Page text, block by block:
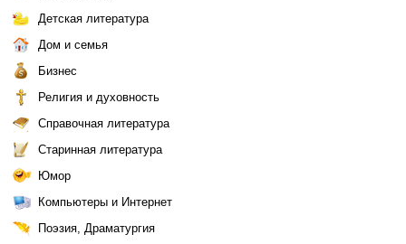
Детская литература
Дом и семья
Бизнес
Религия и духовность
Справочная литература
Старинная литература
Юмор
Компьютеры и Интернет
Поэзия, Драматургия